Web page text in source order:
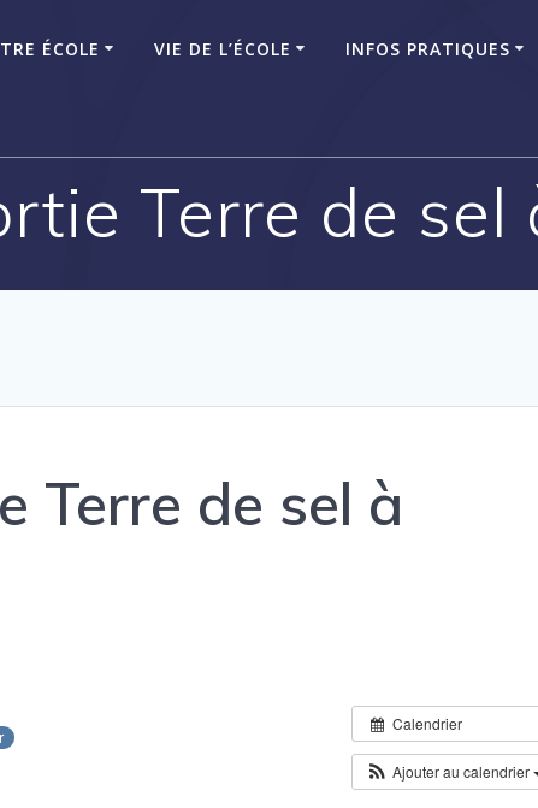
ÉCOLE VIE DE L’ÉCOLE INFOS PRATIQUES
Terre de sel
Terre de sel à
Calendrier
Ajouter au calendrier